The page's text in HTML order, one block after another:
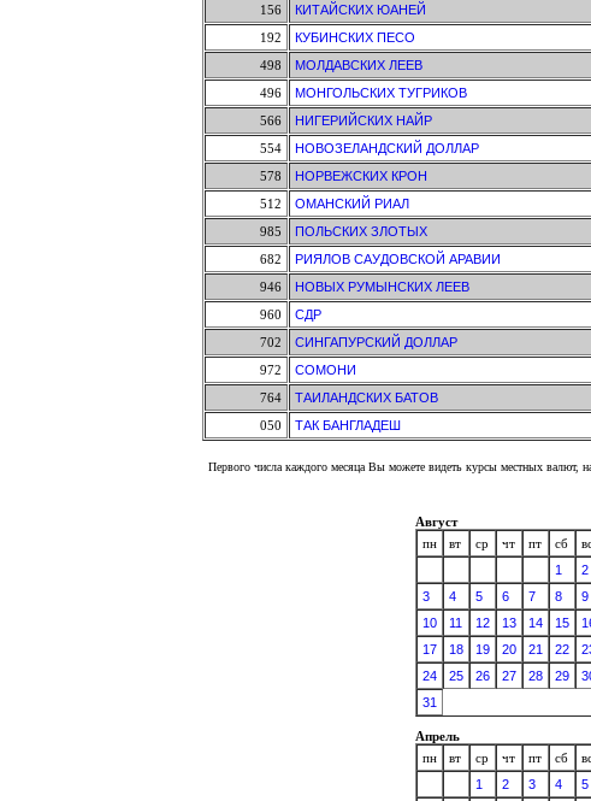
156
КИТАЙСКИХ ЮАНЕЙ
192
КУБИНСКИХ ПЕСО
498
МОЛДАВСКИХ ЛЕЕВ
496
МОНГОЛЬСКИХ ТУГРИКОВ
566
НИГЕРИЙСКИХ НАЙР
554
НОВОЗЕЛАНДСКИЙ ДОЛЛАР
578
НОРВЕЖСКИХ КРОН
512
ОМАНСКИЙ РИАЛ
985
ПОЛЬСКИХ ЗЛОТЫХ
682
РИЯЛОВ САУДОВСКОЙ АРАВИИ
946
НОВЫХ РУМЫНСКИХ ЛЕЕВ
960
СДР
702
СИНГАПУРСКИЙ ДОЛЛАР
972
СОМОНИ
764
ТАИЛАНДСКИХ БАТОВ
050
ТАК БАНГЛАДЕШ
Первого числа каждого месяца Вы можете видеть курсы местных валют,
Август
пн
вт ср чт пт сб
1
2
3
4 5 6 7 8
9
10
11 12 13 14 15
17
18 19 20 21 22
24
25 26 27 28 29
31
Апрель
пн
вт ср чт пт сб
1
2 3 4
5